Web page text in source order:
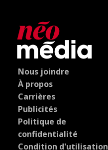
Nous joindre
À propos
Carrières
Publicités
Politique de
confidentialité
Condition d'utilisation